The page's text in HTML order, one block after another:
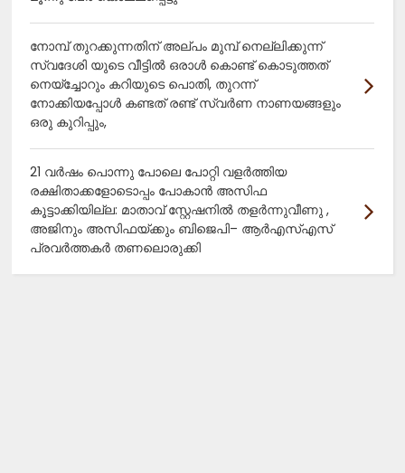
നോമ്പ് തുറക്കുന്നതിന് അല്പം മുമ്പ് നെല്ലിക്കുന്ന്
സ്വദേശി യുടെ വീട്ടിൽ ഒരാൾ കൊണ്ട് കൊടുത്തത്
നെയ്ച്ചോറും കറിയുടെ പൊതി, തുറന്ന്
നോക്കിയപ്പോൾ കണ്ടത് രണ്ട് സ്വർണ നാണയങ്ങളും
ഒരു കുറിപ്പും,
21 വർഷം പൊന്നു പോലെ പോറ്റി വളർത്തിയ
രക്ഷിതാക്കളോടൊപ്പം പോകാൻ അസിഫ
കൂട്ടാക്കിയില്ല: മാതാവ് സ്റ്റേഷനിൽ തളർന്നുവീണു ,
അജിനും അസിഫയ്ക്കും ബിജെപി– ആർഎസ്എസ്
പ്രവർത്തകർ തണലൊരുക്കി